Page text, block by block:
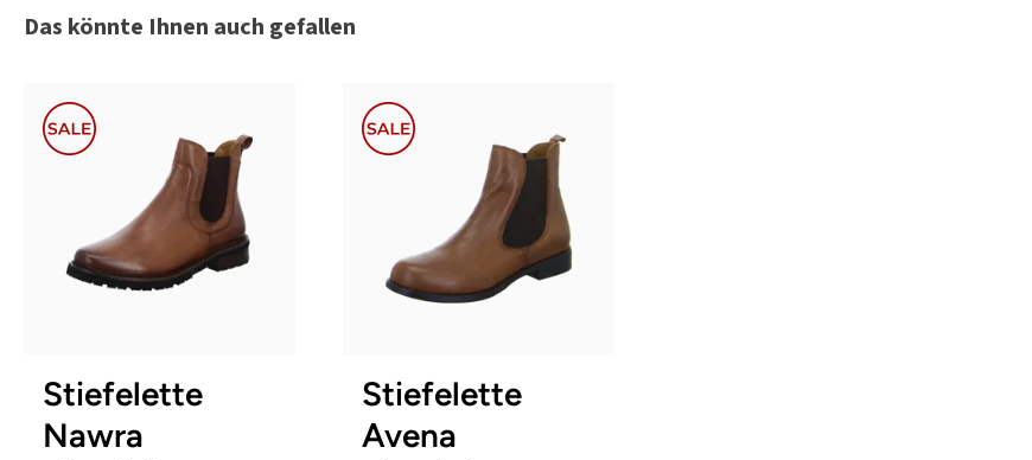
Produktgalerie überspringen
Das könnte Ihnen auch gefallen
braunschwarz
Stiefelette
Nawra
6 Farben
Stiefelette
Avena